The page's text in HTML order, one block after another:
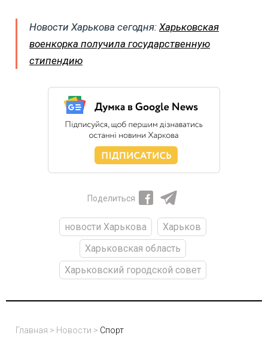
Новости Харькова сегодня: Харьковская
военкорка получила государственную
стипендию
Поделиться
новости Харькова
Харьков
Харьковская область
Харьковский городской совет
Главная > Новости > Спорт